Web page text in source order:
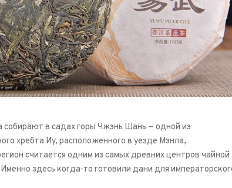
собирают в садах горы Чжэнь Шань — одной из
хребта Иу, расположенного в уезде Мэнла,
считается одним из самых древних центров чайной
здесь когда-то готовили дани для